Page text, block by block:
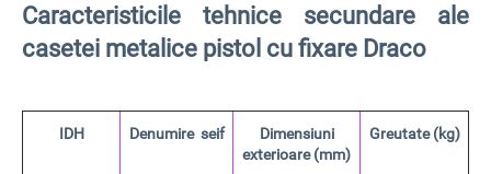
Caracteristicile tehnice secundare ale
casetei metalice pistol cu fixare Draco
IDH Denumire seif
Dimensiuni
exterioare (mm)
Greutate (kg)